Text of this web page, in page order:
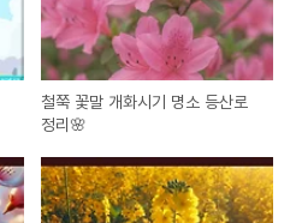
철쭉 꽃말 개화시기 명소 등산로
정리🌸